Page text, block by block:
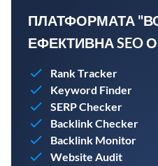
ПЛАТФОРМАТА
ЕФЕКТИВНА SEO
Rank Tracker
Keyword Finder
SERP Checker
Backlink Checker
Backlink Monitor
Website Audit